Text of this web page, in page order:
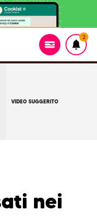
2
VIDEO SUGGERITO
nei